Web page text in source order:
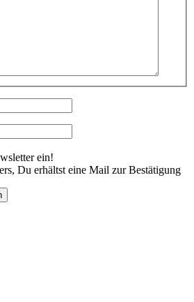
ein!
Du erhältst eine Mail zur Bestätigung